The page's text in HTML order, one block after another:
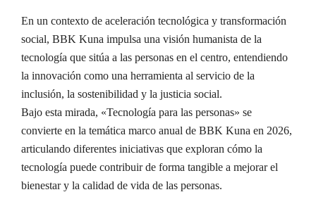
En un contexto de aceleración tecnológica y transformación
social, BBK Kuna impulsa una visión humanista de la
tecnología que sitúa a las personas en el centro, entendiendo
la innovación como una herramienta al servicio de la
inclusión, la sostenibilidad y la justicia social.
Bajo esta mirada, «Tecnología para las personas» se
convierte en la temática marco anual de BBK Kuna en 2026,
articulando diferentes iniciativas que exploran cómo la
tecnología puede contribuir de forma tangible a mejorar el
bienestar y la calidad de vida de las personas.